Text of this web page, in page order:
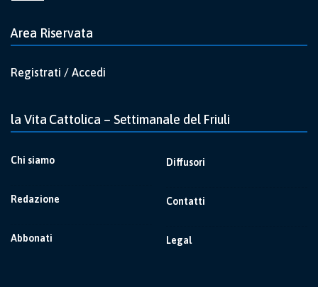
Area Riservata
Registrati / Accedi
la Vita Cattolica – Settimanale del Friuli
Chi siamo
Redazione
Abbonati
Diffusori
Contatti
Legal